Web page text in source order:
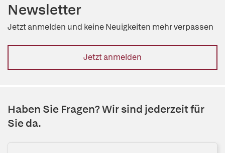
Newsletter
Jetzt anmelden und keine Neuigkeiten mehr verpassen
Jetzt anmelden
Haben Sie Fragen? Wir sind jederzeit für
Sie da.